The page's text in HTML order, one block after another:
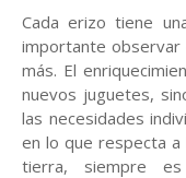
Cada erizo tiene
importante observar
más. El
nuevos juguetes,
las necesidades
en lo que respecta
tierra, siempre es